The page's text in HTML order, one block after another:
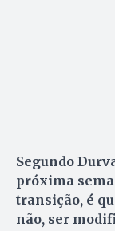
Segundo
próxima
transição, é
não, ser